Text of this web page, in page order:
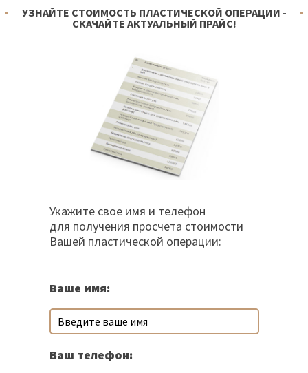
УЗНАЙТЕ СТОИМОСТЬ ПЛАСТИЧЕСКОЙ ОПЕРАЦИИ -
СКАЧАЙТЕ АКТУАЛЬНЫЙ ПРАЙС!
Укажите свое имя и телефон
для получения просчета стоимости
Вашей пластической операции:
Ваше имя:
Ваш телефон: